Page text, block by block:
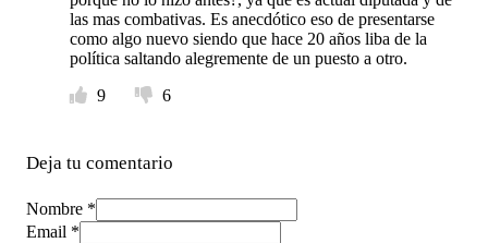
las mas combativas. Es anecdótico eso de presentarse
como algo nuevo siendo que hace 20 años liba de la
política saltando alegremente de un puesto a otro.
9
6
Deja tu comentario
Nombre *
Email *